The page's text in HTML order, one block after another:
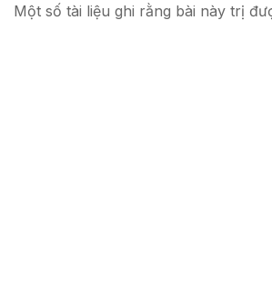
Một số tài liệu ghi rằng bài này trị